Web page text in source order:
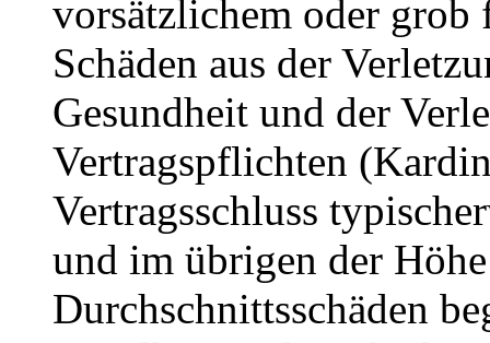
vorsätzlichem oder grob
Schäden aus der
Gesundheit und der
Vertragspflichten
Vertragsschluss
und im übrigen der
Durchschnittsschäden